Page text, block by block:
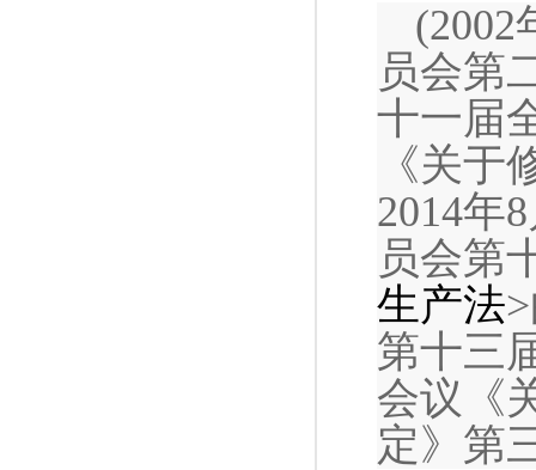
(2002
员会第
十一届
《关
2014年
员会第
生产法
第十三
会议《
定》第